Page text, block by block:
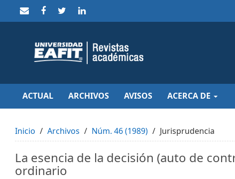
to
Main
Navigation
Content
Sidebar
ACTUAL ARCHIVOS AVISOS ACERCA DE
Inicio Archivos Núm. 46 (1989) Jurisprudencia
La esencia de la decisión (auto de
ordinario